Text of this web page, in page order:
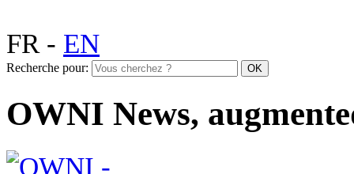
FR- EN
Recherche pour:
OWNI News,